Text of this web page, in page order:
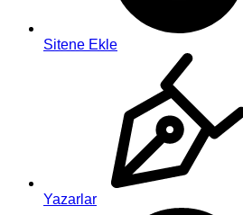
Sitene Ekle
Yazarlar